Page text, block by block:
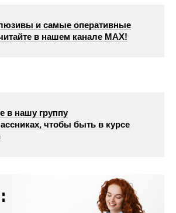
и самые оперативные
в нашем канале МАХ!
в нашу группу
чтобы быть в курсе